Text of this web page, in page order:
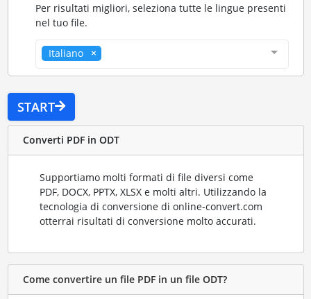
Per risultati migliori, seleziona tutte le lingue presenti
nel tuo file.
Italiano
START
Converti PDF in ODT
Supportiamo molti formati di file diversi come
PDF, DOCX, PPTX, XLSX e molti altri. Utilizzando la
tecnologia di conversione di online-convert.com
otterrai risultati di conversione molto accurati.
Come convertire un file PDF in un file ODT?